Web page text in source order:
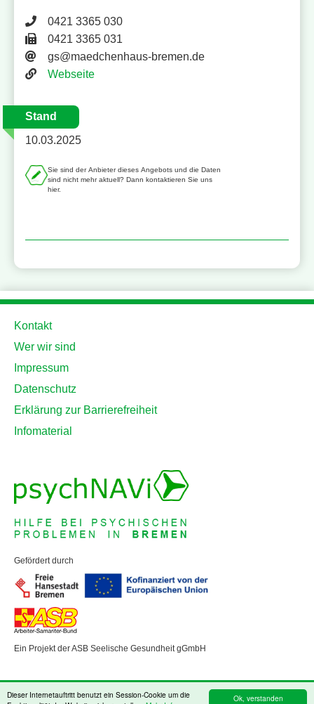
Ok, verstanden
Dieser Internetauftritt benutzt ein Session-Cookie um die
Telefonnummer 0421 3365 030
0421 3365 030
Faxnummer 0421 3365 031
0421 3365 031
E-Mail-Adresse
gs@maedchenhaus-bremen.de
Website
Webseite
Stand
10.03.2025
Sie sind der Anbieter dieses Angebots und die Daten
sind nicht mehr aktuell? Dann kontaktieren Sie uns
hier.
Kontakt
Wer wir sind
Impressum
Datenschutz
Erklärung zur Barrierefreiheit
Infomaterial
Gefördert durch
Ein Projekt der ASB Seelische Gesundheit gGmbH
powered by webEdition CMS